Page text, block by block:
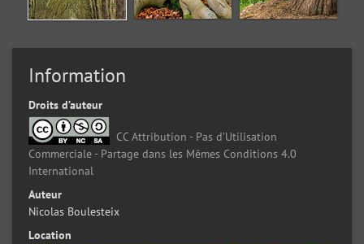
Information
Droits d’auteur
CC Attribution - Pas d’Utilisation
Commerciale - Partage dans les Mêmes Conditions 4.0
International
Auteur
Nicolas Boulesteix
Location